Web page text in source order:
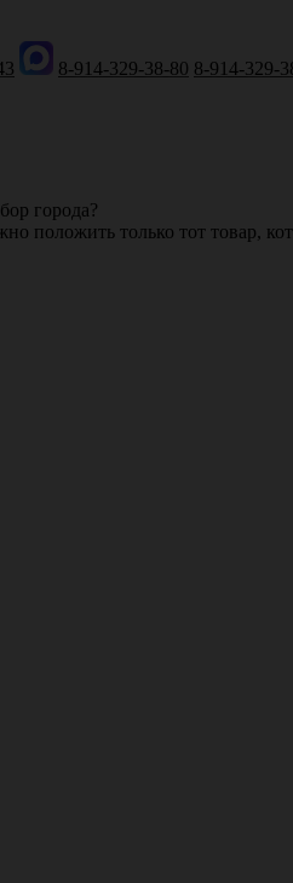
8-914-329-38-80 8-914-329-
города?
положить только тот товар,